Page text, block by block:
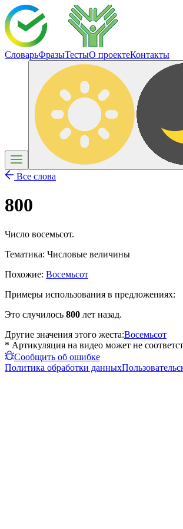
СловарьФразыТестыО проектеКонтакты
Все слова
800
Число восемьсот.
Тематика: Числовые величины
Похожие: Восемьсот
Примеры использования в предложениях:
Это случилось 800 лет назад.
Другие значения этого жеста:Восемьсот
* Артикуляция на видео может не
Сообщить об ошибке
Политика обработки данных